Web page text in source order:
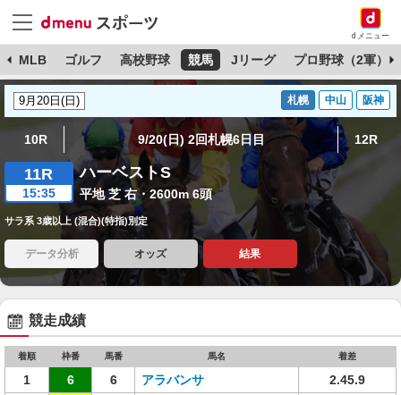
dメニュー
MLB ゴルフ 高校野球 競馬 Jリーグ プロ野球（2軍）
札幌 中山 阪神
10R 9/20(日) 2回札幌6日目 12R
11R
15:35
ハーベストS
平地 芝 右・2600m 6頭
サラ系 3歳以上 (混合)(特指)別定
データ分析 オッズ 結果
競走成績
着順 枠番 馬番 馬名 着差
1 6 6 アラバンサ
2.45.9